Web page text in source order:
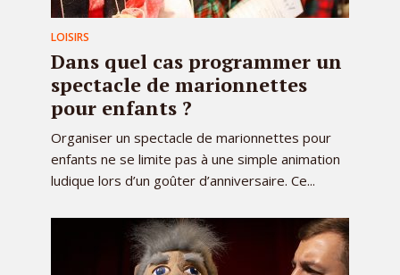
LOISIRS
Dans quel cas programmer un
spectacle de marionnettes
pour enfants ?
Organiser un spectacle de marionnettes pour
enfants ne se limite pas à une simple animation
ludique lors d’un goûter d’anniversaire. Ce...